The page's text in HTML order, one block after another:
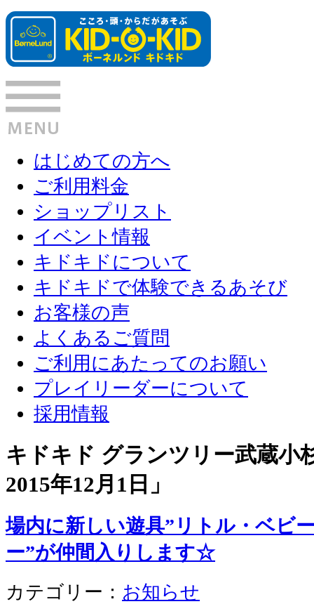
はじめての方へ
ご利用料金
ショップリスト
イベント情報
キドキドについて
キドキドで体験できるあそび
お客様の声
よくあるご質問
ご利用にあたってのお願い
プレイリーダーについて
採用情報
キドキド グランツリー武蔵
2015年12月1日 」
場内に新しい遊具”リトル・ベビ
ー”が仲間入りします☆
カテゴリー： お知らせ